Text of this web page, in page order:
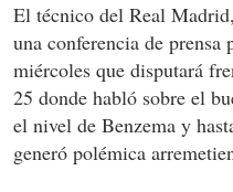
El técnico del Real
una conferencia de
miércoles que disputará
25 donde habló sobre el
el nivel de Benzema y
generó polémica